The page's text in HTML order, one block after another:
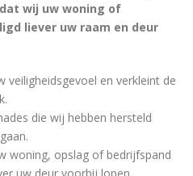
wij uw woning of
liever uw raam en deur
veiligheidsgevoel en verkleint de
die wij hebben hersteld
woning, opslag of bedrijfspand